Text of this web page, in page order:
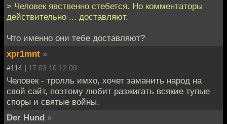
> Человек явственно стебется. Но комментаторы
действительно ... доставляют.
Что именно они тебе доставляют?
xpr1mnt »
#114 | 17.03.10 12:09
Человек - тролль имхо, хочет заманить народ на
свой сайт, поэтому любит разжигать всякие тупые
споры и святые войны.
Der Hund »